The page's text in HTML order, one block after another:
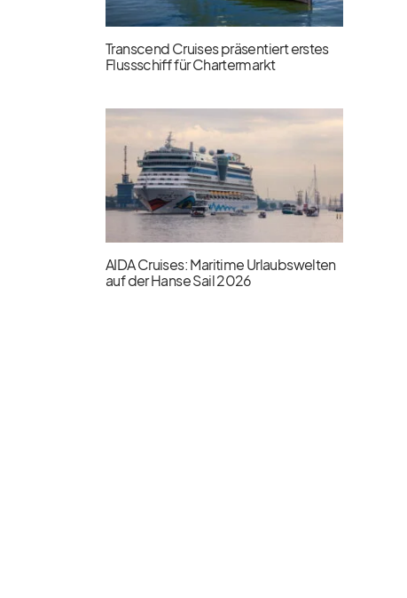
Transcend Cruises präsentiert erstes
Flussschiff für Chartermarkt
AIDA Cruises: Maritime Urlaubswelten
auf der Hanse Sail 2026